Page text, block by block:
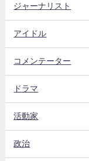
ジャーナリスト
アイドル
コメンテーター
ドラマ
活動家
政治